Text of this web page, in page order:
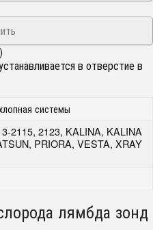
в отверстие в
системы
2115, 2123, KALINA, KALINA
PRIORA, VESTA, XRAY
лямбда зонд